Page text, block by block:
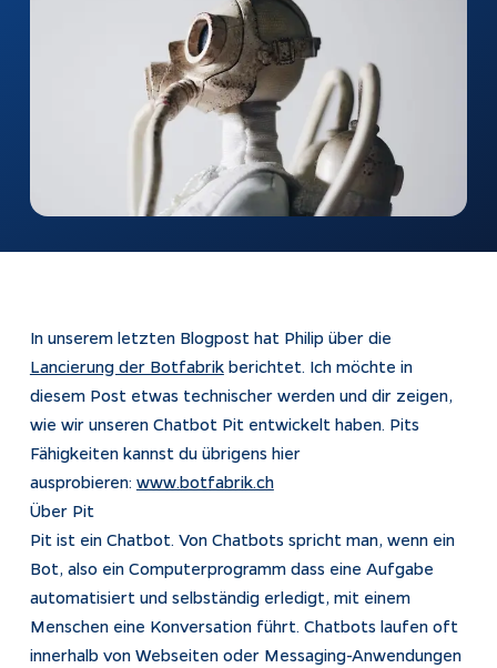
In unserem letzten Blogpost hat Philip über die
Lancierung der Botfabrikberichtet. Ich möchte in
diesem Post etwas technischer werden und dir zeigen,
wie wir unseren Chatbot Pit entwickelt haben. Pits
Fähigkeiten kannst du übrigens hier
ausprobieren: www.botfabrik.ch
Über Pit
Pit ist ein Chatbot. Von Chatbots spricht man, wenn ein
Bot, also ein Computerprogramm dass eine Aufgabe
automatisiert und selbständig erledigt, mit einem
Menschen eine Konversation führt. Chatbots laufen oft
innerhalb von Webseiten oder Messaging-Anwendungen
Softwareentwicklung
KI-Agenten
Apptiva
Über uns
Projekte
Kontakt
Rechtliches
Impressum
Datenschutz
Tracking